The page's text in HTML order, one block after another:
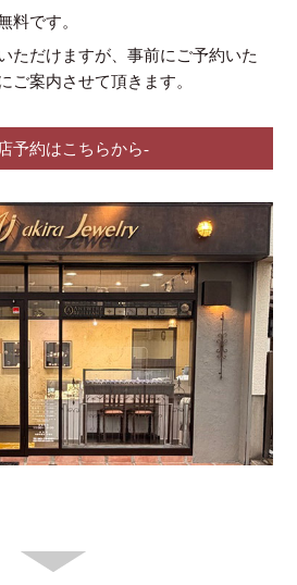
料です。
ただけますが、事前にご予約いた
ご案内させて頂きます。
予約はこちらから-